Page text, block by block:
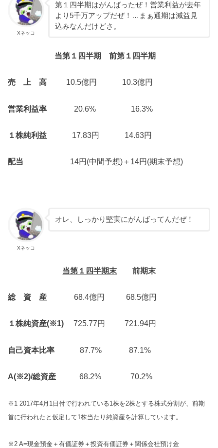
Xネッコ
第１四半期はがんばったぜ！営業利益が去年
より5千万アップだぜ！…まぁ通期は減益見
込みなんだけどさ。
当第１四半期 前第１四半期
売 上 高 10.5億円 10.3億円
営業利益率 20.6% 16.3%
１株純利益 17.83円 14.63円
配当 14円(中間予想)＋14円(期末予想)
Xネッコ
オレ、しっかり堅実にがんばってんだぜ！
当第１四半期末 前期末
総 資 産68.4億円 68.5億円
１株純資産(※1) 725.77円 721.94円
自己資本比率 87.7% 87.1%
A(※2)/総資産 68.2% 70.2%
※1 2017年4月1日付で行われている1株を2株とする株式分割が、前期
首に行われたと仮定して1株当たり純資産を計算しています。
※2 A=現金預金＋有価証券＋投資有価証券＋関係会社預け金